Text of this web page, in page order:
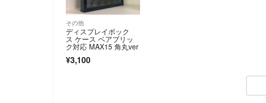
その他
ディスプレイボック
ス ケース ベアブリッ
ク対応 MAX15 角丸ver
¥3,100